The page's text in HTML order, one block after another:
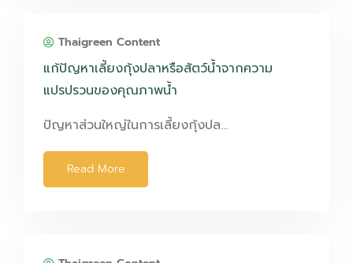
Thaigreen Content
แก้ปัญหาเลี้ยงกุ้งปลาหรือสัตว์น้ำจากความ
แปรปรวนของคุณภาพน้ำ
ปัญหาส่วนใหญ่ในการเลี้ยงกุ้งปล…
Read More